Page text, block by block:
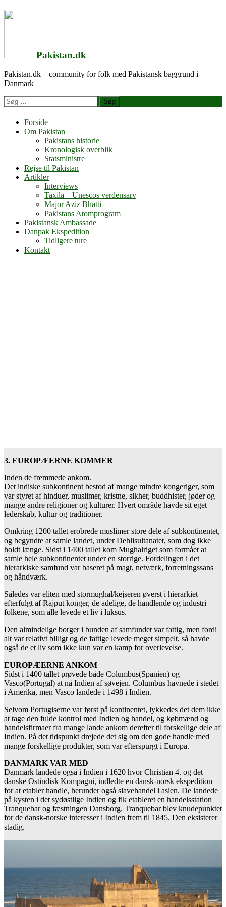
Videre
Pakistan.dk
Pakistan.dk – community for folk med Pakistansk baggrund i
Danmark
Søg
efter
Forside
Om Pakistan
Pakistans historie
Kronologisk overblik
Statsministre
Rejse til Pakistan
Artikler
Interviews
Taxila – Unescos verdensarv
Major Aziz Bhatti
Pakistans Atomprogram
Pakistansk Ambassade
Danpak Ekspedition
Tidligere ture
Kontakt
3. EUROPÆERNE KOMMER
Inden de fremmede ankom.
Det indiske subkontinent bestod af mange mindre kongeriger, som
var styret af hinduer, muslimer, kristne, sikher, buddhister, jøder og
mange andre religioner og kulturer. Hvert område havde sit eget
lederskab, kultur og traditioner.
Omkring 1200 tallet erobrede muslimer store dele af subkontinentet,
og begyndte at samle landet, under Dehlisultanatet, som dog ikke
holdt længe. Sidst i 1400 tallet kom Mughalriget som formået at
samle hele subkontinentet under en storrige. Fordelingen i det
hierarkiske samfund var baseret på magt, netværk, forretningssans
og håndværk.
Således var eliten med stormughal/kejseren øverst i hierarkiet
efterfulgt af Rajput konger, de adelige, de handlende og industri
folkene, som alle levede et liv i luksus.
Den almindelige borger i bunden af samfundet var fattig, men fordi
alt var relativt billigt og de fattige levede meget simpelt, så havde
også de et liv som ikke kun var en kamp for overlevelse.
EUROPÆERNE ANKOM
Sidst i 1400 tallet prøvede både Columbus(Spanien) og
Vasco(Portugal) at nå Indien af søvejen. Columbus havnede i stedet
i Amerika, men Vasco landede i 1498 i Indien.
Selvom Portugiserne var først på kontinentet, lykkedes det dem ikke
at tage den fulde kontrol med Indien og handel, og købmænd og
handelsfirmaer fra mange lande ankom derefter til forskellige dele af
Indien. På det tidspunkt drejede det sig om den gode handle med
mange forskellige produkter, som var efterspurgt i Europa.
DANMARK VAR MED
Danmark landede også i Indien i 1620 hvor Christian 4. og det
danske Ostindisk Kompagni, indledte en dansk-norsk ekspedition
for at etabler handle, herunder også slavehandel i asien. De landede
på kysten i det sydøstlige Indien og fik etableret en handelsstation
Tranquebar og fæstningen Dansborg. Tranquebar blev knudepunktet
for de dansk-norske interesser i Indien frem til 1845. Den eksisterer
stadig.